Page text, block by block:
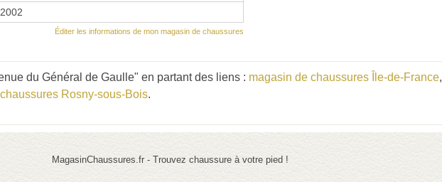
Éditer les informations de mon magasin de chaussures
du Général de Gaulle" en partant des liens : magasin de chaussures Île-de-France,
Rosny-sous-Bois.
MagasinChaussures.fr - Trouvez chaussure à votre pied !